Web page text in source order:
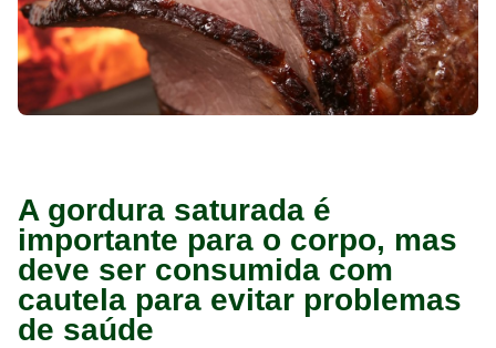
A gordura saturada é
importante para o corpo, mas
deve ser consumida com
cautela para evitar problemas
de saúde